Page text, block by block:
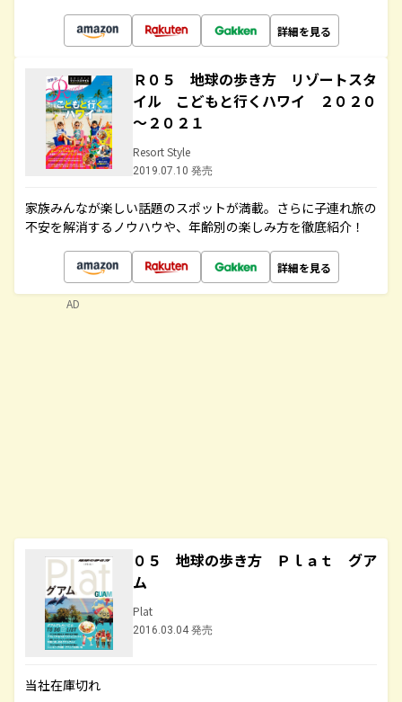
詳細を見る
Ｒ０５ 地球の歩き方 リゾートスタ
イル こどもと行くハワイ ２０２０
～２０２１
Resort Style
2019.07.10 発売
家族みんなが楽しい話題のスポットが満載。さらに子連れ旅の
不安を解消するノウハウや、年齢別の楽しみ方を徹底紹介！
詳細を見る
０５ 地球の歩き方 Ｐｌａｔ グア
ム
Plat
2016.03.04 発売
当社在庫切れ
AD